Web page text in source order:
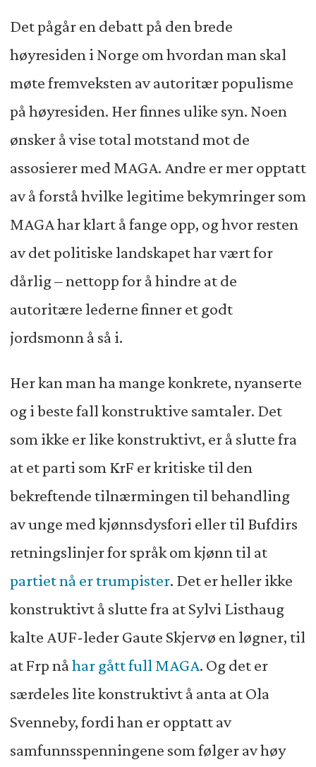
Det pågår en debatt på den brede
høyresiden i Norge om hvordan man skal
møte fremveksten av autoritær populisme
på høyresiden. Her finnes ulike syn. Noen
ønsker å vise total motstand mot de
assosierer med MAGA. Andre er mer opptatt
av å forstå hvilke legitime bekymringer som
MAGA har klart å fange opp, og hvor resten
av det politiske landskapet har vært for
dårlig – nettopp for å hindre at de
autoritære lederne finner et godt
jordsmonn å så i.
Her kan man ha mange konkrete, nyanserte
og i beste fall konstruktive samtaler. Det
som ikke er like konstruktivt, er å slutte fra
at et parti som KrF er kritiske til den
bekreftende tilnærmingen til behandling
av unge med kjønnsdysfori eller til Bufdirs
retningslinjer for språk om kjønn til at
partiet nå er trumpister. Det er heller ikke
konstruktivt å slutte fra at Sylvi Listhaug
kalte AUF-leder Gaute Skjervø en løgner, til
at Frp nåhar gått full MAGA. Og det er
særdeles lite konstruktivt å anta at Ola
Svenneby, fordi han er opptatt av
samfunnsspenningene som følger av høy